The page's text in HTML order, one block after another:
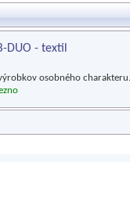
DUO - textil
osobného charakteru.